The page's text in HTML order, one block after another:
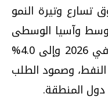
وتيرة النمو
وآسيا الوسطى
من 3.7% في 2025 إلى 3.9% في 2026 وإلى 4.0%
النفط، وصمود الطلب
دول المنطقة.